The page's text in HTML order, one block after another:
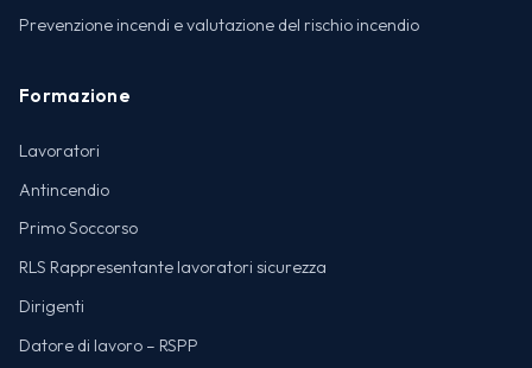
Prevenzione incendi e valutazione del rischio incendio
Formazione
Lavoratori
Antincendio
Primo Soccorso
RLS Rappresentante lavoratori sicurezza
Dirigenti
Datore di lavoro – RSPP